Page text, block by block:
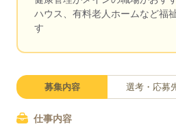
ハウス、有料老人ホームなど福
す
募集内容 選考・応募
仕事内容